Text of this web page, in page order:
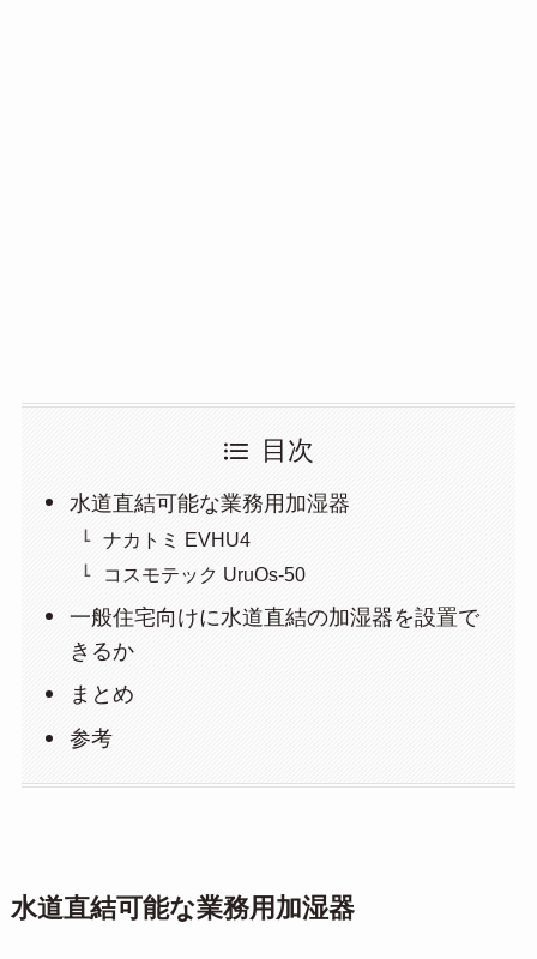
目次
水道直結可能な業務用加湿器
ナカトミ EVHU4
コスモテック UruOs-50
一般住宅向けに水道直結の加湿器を設置で
きるか
まとめ
参考
水道直結可能な業務用加湿器